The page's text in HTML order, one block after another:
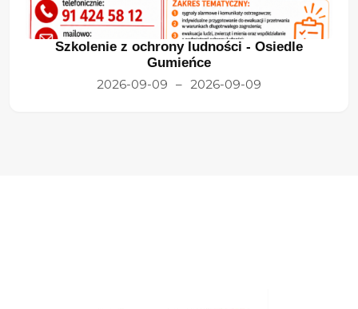
Szkolenie z ochrony ludności - Osiedle
Gumieńce
2026-09-09 – 2026-09-09